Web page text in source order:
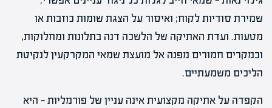
שמירת סודיות לקוח; ואיסור על הצגת שומות כוזבות או
מטעות. ועדת האתיקה של הלשכה דנה בתלונות ומחלוקות,
ובמקרים חמורים מפנה אל מועצת שמאי המקרקעין לנקיטת
הליכים משמעתיים.
הקפדה על אתיקה מקצועית אינה עניין של פורמליות — היא